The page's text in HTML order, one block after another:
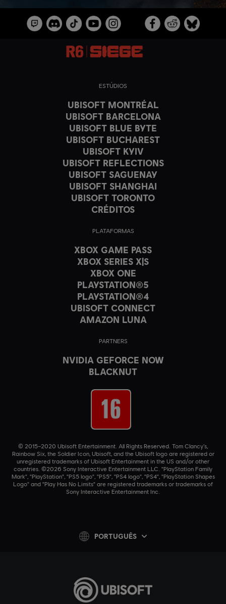
ESTÚDIOS
UBISOFT MONTRÉAL
UBISOFT BARCELONA
UBISOFT BLUE BYTE
UBISOFT BUCHAREST
UBISOFT KYIV
UBISOFT REFLECTIONS
UBISOFT SAGUENAY
UBISOFT SHANGHAI
UBISOFT TORONTO
CRÉDITOS
PLATAFORMAS
XBOX GAME PASS
XBOX SERIES X|S
XBOX ONE
PLAYSTATION®5
PLAYSTATION®4
UBISOFT CONNECT
AMAZON LUNA
PARTNERS
NVIDIA GEFORCE NOW
BLACKNUT
© 2015–2020 Ubisoft Entertainment. All Rights Reserved. Tom Clancy’s,
Rainbow Six, the Soldier Icon, Ubisoft, and the Ubisoft logo are registered or
unregistered trademarks of Ubisoft Entertainment in the US and/or other
countries. ©2026 Sony Interactive Entertainment LLC. "PlayStation Family
Mark", "PlayStation", "PS5 logo", "PS5", "PS4 logo", "PS4", "PlayStation Shapes
Logo" and "Play Has No Limits" are registered trademarks or trademarks of
Sony Interactive Entertainment Inc.
PORTUGUÊS